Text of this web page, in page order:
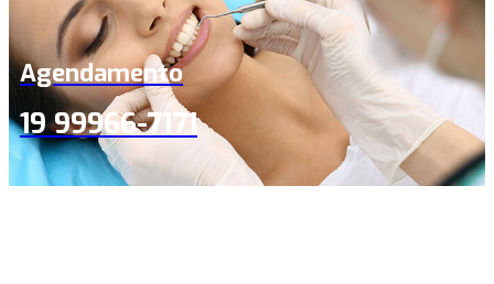
Agendamento
19 99966-7171